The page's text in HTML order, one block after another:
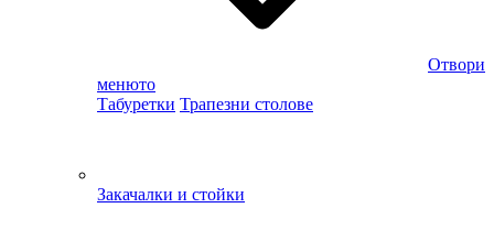
Отвори
менюто
Табуретки Трапезни столове
Закачалки и стойки